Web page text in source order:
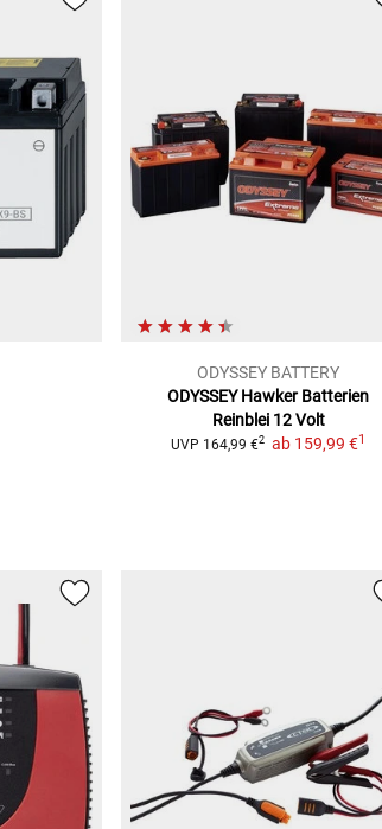
ODYSSEY BATTERY
ODYSSEY Hawker Batterien
Reinblei 12 Volt
UVP 164,99 €2 ab 159,99 €1